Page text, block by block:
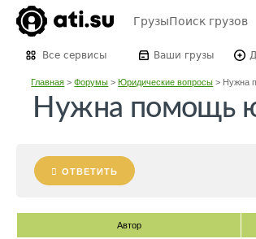
ГрузыПоиск грузов
Все сервисы Ваши грузы
Главная >Форумы >Юридические вопросы > Нужна
Нужна помощь
ОТВЕТИТЬ
Автор